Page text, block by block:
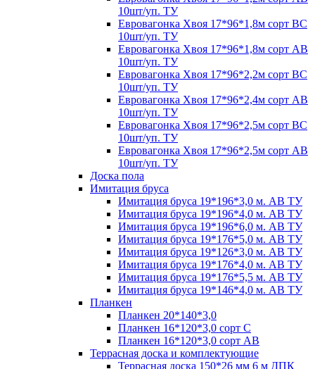
10шт/уп. ТУ
Евровагонка Хвоя 17*96*1,8м сорт ВС
10шт/уп. ТУ
Евровагонка Хвоя 17*96*1,8м сорт АВ
10шт/уп. ТУ
Евровагонка Хвоя 17*96*2,2м сорт ВС
10шт/уп. ТУ
Евровагонка Хвоя 17*96*2,4м сорт АВ
10шт/уп. ТУ
Евровагонка Хвоя 17*96*2,5м сорт ВС
10шт/уп. ТУ
Евровагонка Хвоя 17*96*2,5м сорт АВ
10шт/уп. ТУ
Доска пола
Имитация бруса
Имитация бруса 19*196*3,0 м. АВ ТУ
Имитация бруса 19*196*4,0 м. АВ ТУ
Имитация бруса 19*196*6,0 м. АВ ТУ
Имитация бруса 19*176*5,0 м. АВ ТУ
Имитация бруса 19*126*3,0 м. АВ ТУ
Имитация бруса 19*176*4,0 м. АВ ТУ
Имитация бруса 19*176*5,5 м. АВ ТУ
Имитация бруса 19*146*4,0 м. АВ ТУ
Планкен
Планкен 20*140*3,0
Планкен 16*120*3,0 сорт С
Планкен 16*120*3,0 сорт АВ
Террасная доска и комплектующие
Террасная доска 150*26 мм 6 м ДПК